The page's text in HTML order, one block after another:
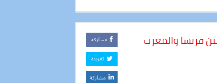
فرنسا والمغرب مشاركة
تغريدة
مشاركة